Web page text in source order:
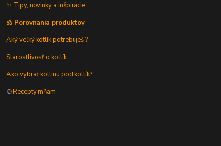
✨ Tipy, novinky a inšpirácie
⚖️ Porovnania produktov
Aký veľký kotlík potrebuješ ?
Starostlivosť o kotlík
Ako vybrať kotlinu pod kotlík?
🍲Recepty mňam